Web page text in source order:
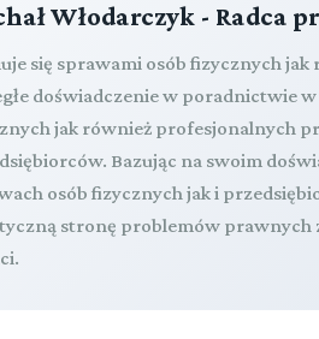
Włodarczyk - Radca
się sprawami osób fizycznych
doświadczenie w poradnictwie
jak również profesjonalnych
Bazując na swoim
osób fizycznych jak i
stronę problemów prawnych